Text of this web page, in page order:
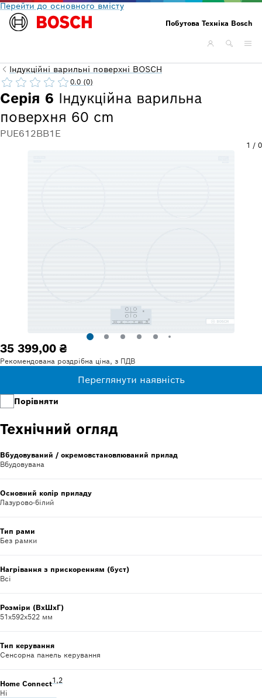
Перейти до основного вмісту
Побутова Техніка Bosch
Індукційні варильні поверхні BOSCH
Серія 6 Індукційна варильна
поверхня 60 cm
PUE612BB1E
0.0 (0)
1 / 0
35 399,00 ₴
Рекомендована роздрібна ціна, з ПДВ
Переглянути наявність
Порівняти
Технічний огляд
Вбудовуваний / окремовстановлюваний прилад
Вбудовувана
Основний колір приладу
Лазурово-білий
Тип рами
Без рамки
Нагрівання з прискоренням (буст)
Всі
Розміри (ВхШхГ)
51x592x522 мм
Тип керування
Сенсорна панель керування
Home ConnectFootnote 1: Час від часу ми надаємо оновлення, щоб
1 ,,Footnote 2: Деякі з відображених функцій доступні
2
Ні